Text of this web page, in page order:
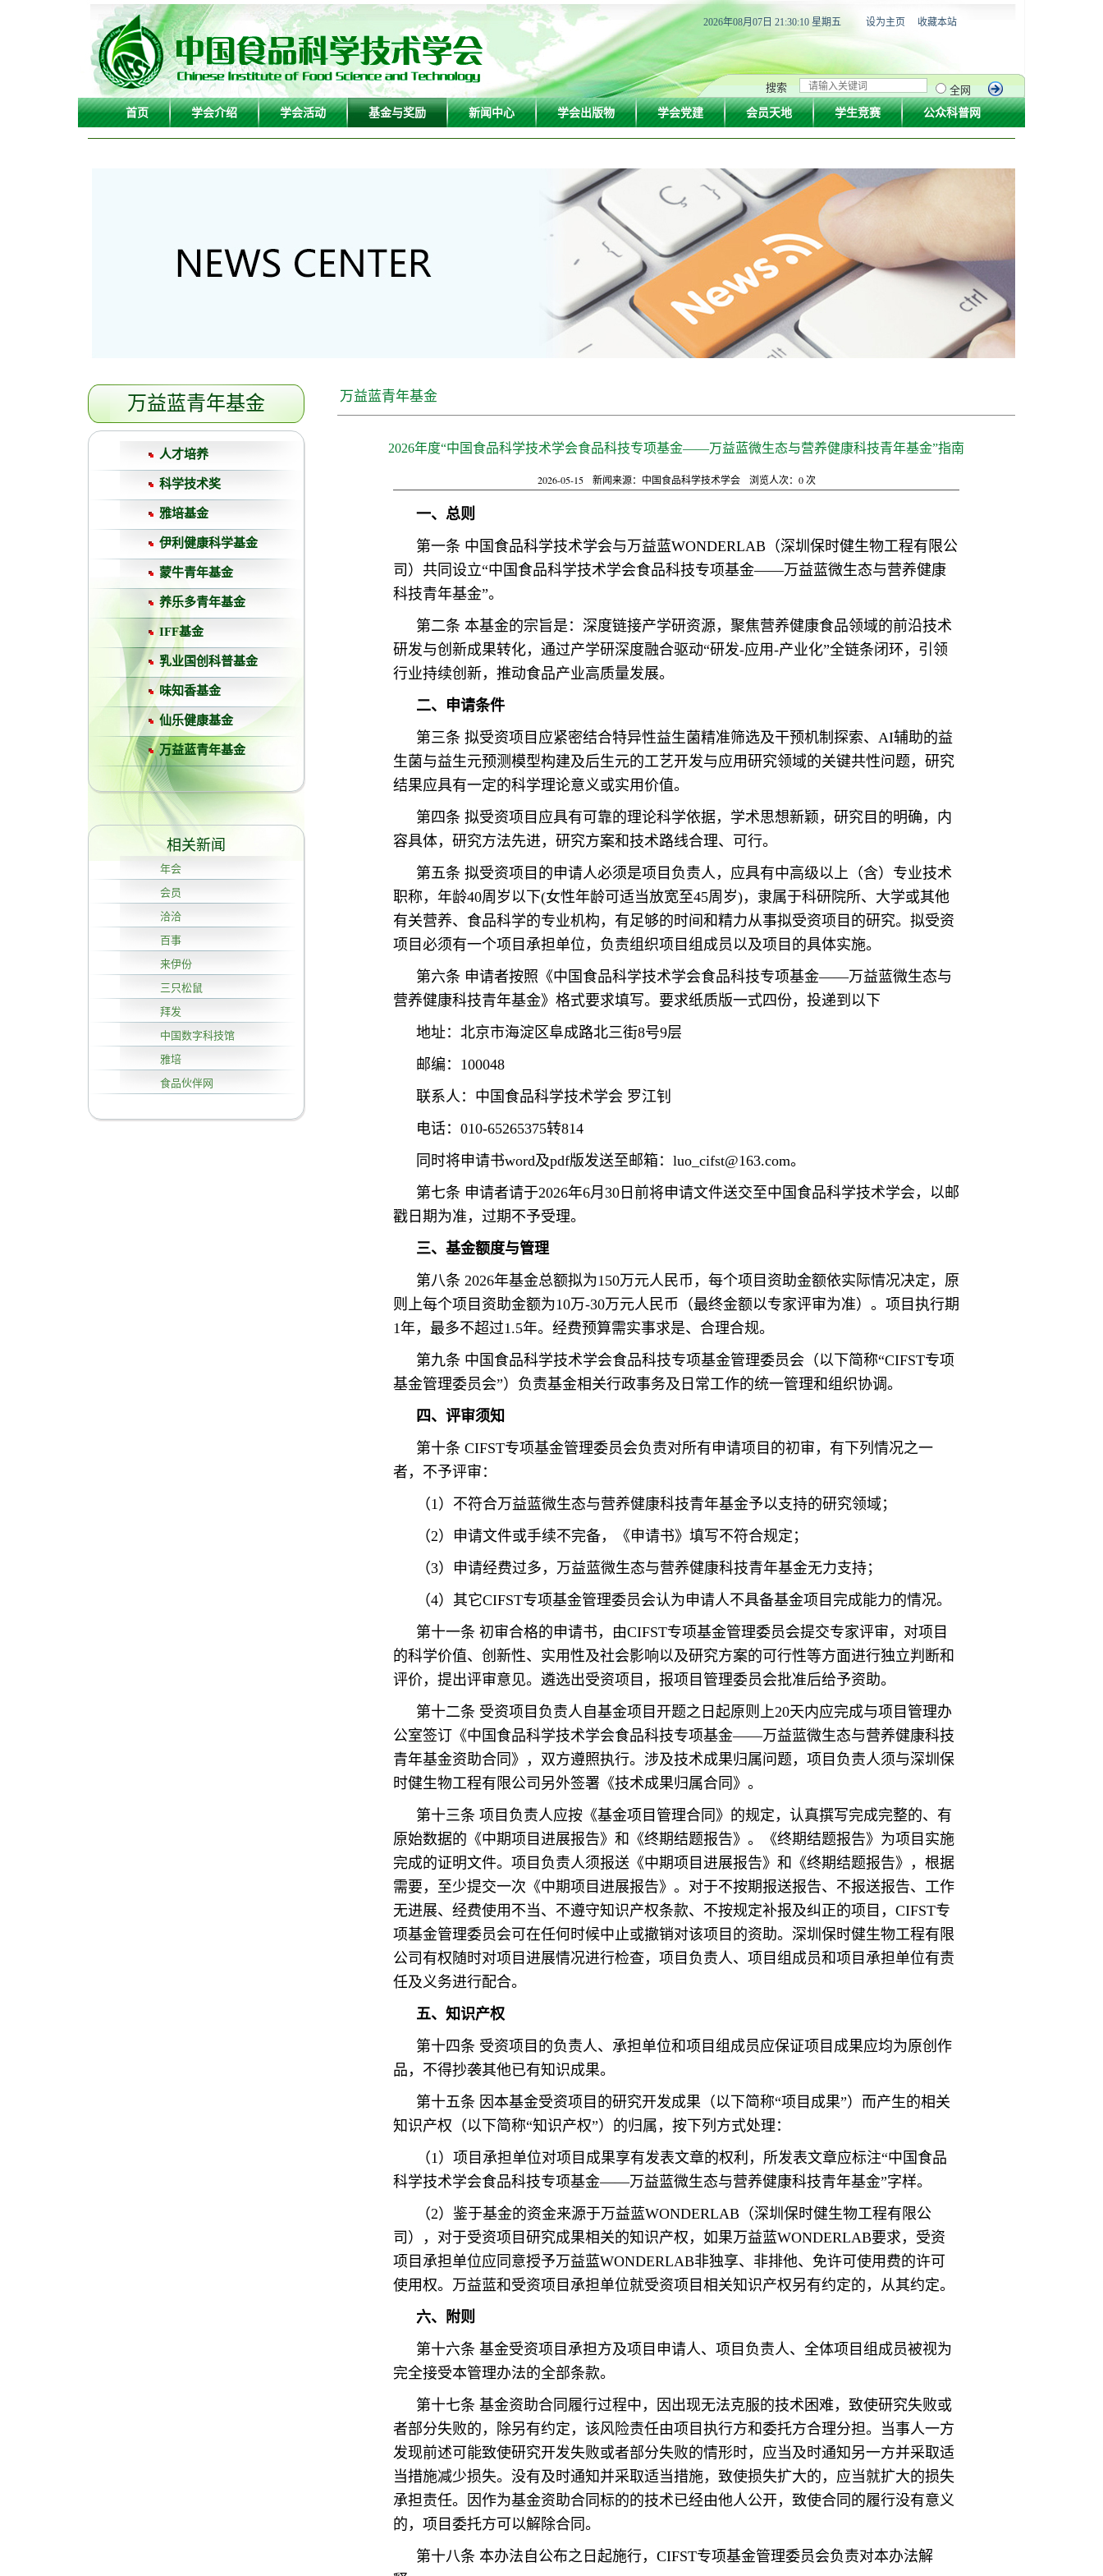
2026年08月07日 21:30:11 星期五 设为主页 收藏本站
搜索
全网
首页
学会介绍 学会活动 基金与奖励 新闻中心 学会出版物 学会党建 会员天地 学生竞赛 公众科普网
万益蓝青年基金
人才培养
科学技术奖
雅培基金
伊利健康科学基金
蒙牛青年基金
养乐多青年基金
IFF基金
乳业国创科普基金
味知香基金
仙乐健康基金
万益蓝青年基金
相关新闻
年会
会员
洽洽
百事
来伊份
三只松鼠
拜发
中国数字科技馆
雅培
食品伙伴网
万益蓝青年基金
2026年度“中国食品科学技术学会食品科技专项基金——万益蓝微生态与营养健康科技青年基金”指南
2026-05-15 新闻来源：中国食品科学技术学会 浏览人次： 0次
一、总则
第一条 中国食品科学技术学会与万益蓝WONDERLAB（深圳保时健生物工程有限公
司）共同设立“中国食品科学技术学会食品科技专项基金——万益蓝微生态与营养健康
科技青年基金”。
第二条 本基金的宗旨是：深度链接产学研资源，聚焦营养健康食品领域的前沿技术
研发与创新成果转化，通过产学研深度融合驱动“研发-应用-产业化”全链条闭环，引领
行业持续创新，推动食品产业高质量发展。
二、申请条件
第三条 拟受资项目应紧密结合特异性益生菌精准筛选及干预机制探索、AI辅助的益
生菌与益生元预测模型构建及后生元的工艺开发与应用研究领域的关键共性问题，研究
结果应具有一定的科学理论意义或实用价值。
第四条 拟受资项目应具有可靠的理论科学依据，学术思想新颖，研究目的明确，内
容具体，研究方法先进，研究方案和技术路线合理、可行。
第五条 拟受资项目的申请人必须是项目负责人，应具有中高级以上（含）专业技术
职称，年龄40周岁以下(女性年龄可适当放宽至45周岁)，隶属于科研院所、大学或其他
有关营养、食品科学的专业机构，有足够的时间和精力从事拟受资项目的研究。拟受资
项目必须有一个项目承担单位，负责组织项目组成员以及项目的具体实施。
第六条 申请者按照《中国食品科学技术学会食品科技专项基金——万益蓝微生态与
营养健康科技青年基金》格式要求填写。要求纸质版一式四份，投递到以下
地址：北京市海淀区阜成路北三街8号9层
邮编：100048
联系人：中国食品科学技术学会 罗江钊
电话：010-65265375转814
同时将申请书word及pdf版发送至邮箱：luo_cifst@163.com。
第七条 申请者请于2026年6月30日前将申请文件送交至中国食品科学技术学会，以邮
戳日期为准，过期不予受理。
三、基金额度与管理
第八条 2026年基金总额拟为150万元人民币，每个项目资助金额依实际情况决定，原
则上每个项目资助金额为10万-30万元人民币（最终金额以专家评审为准）。项目执行期
1年，最多不超过1.5年。经费预算需实事求是、合理合规。
第九条 中国食品科学技术学会食品科技专项基金管理委员会（以下简称“CIFST专项
基金管理委员会”）负责基金相关行政事务及日常工作的统一管理和组织协调。
四、评审须知
第十条 CIFST专项基金管理委员会负责对所有申请项目的初审，有下列情况之一
者，不予评审：
（1）不符合万益蓝微生态与营养健康科技青年基金予以支持的研究领域；
（2）申请文件或手续不完备，《申请书》填写不符合规定；
（3）申请经费过多，万益蓝微生态与营养健康科技青年基金无力支持；
（4）其它CIFST专项基金管理委员会认为申请人不具备基金项目完成能力的情况。
第十一条 初审合格的申请书，由CIFST专项基金管理委员会提交专家评审，对项目
的科学价值、创新性、实用性及社会影响以及研究方案的可行性等方面进行独立判断和
评价，提出评审意见。遴选出受资项目，报项目管理委员会批准后给予资助。
第十二条 受资项目负责人自基金项目开题之日起原则上20天内应完成与项目管理办
公室签订《中国食品科学技术学会食品科技专项基金——万益蓝微生态与营养健康科技
青年基金资助合同》，双方遵照执行。涉及技术成果归属问题，项目负责人须与深圳保
时健生物工程有限公司另外签署《技术成果归属合同》。
第十三条 项目负责人应按《基金项目管理合同》的规定，认真撰写完成完整的、有
原始数据的《中期项目进展报告》和《终期结题报告》。《终期结题报告》为项目实施
完成的证明文件。项目负责人须报送《中期项目进展报告》和《终期结题报告》，根据
需要，至少提交一次《中期项目进展报告》。对于不按期报送报告、不报送报告、工作
无进展、经费使用不当、不遵守知识产权条款、不按规定补报及纠正的项目，CIFST专
项基金管理委员会可在任何时候中止或撤销对该项目的资助。深圳保时健生物工程有限
公司有权随时对项目进展情况进行检查，项目负责人、项目组成员和项目承担单位有责
任及义务进行配合。
五、知识产权
第十四条 受资项目的负责人、承担单位和项目组成员应保证项目成果应均为原创作
品，不得抄袭其他已有知识成果。
第十五条 因本基金受资项目的研究开发成果（以下简称“项目成果”）而产生的相关
知识产权（以下简称“知识产权”）的归属，按下列方式处理：
（1）项目承担单位对项目成果享有发表文章的权利，所发表文章应标注“中国食品
科学技术学会食品科技专项基金——万益蓝微生态与营养健康科技青年基金”字样。
（2）鉴于基金的资金来源于万益蓝WONDERLAB（深圳保时健生物工程有限公
司），对于受资项目研究成果相关的知识产权，如果万益蓝WONDERLAB要求，受资
项目承担单位应同意授予万益蓝WONDERLAB非独享、非排他、免许可使用费的许可
使用权。万益蓝和受资项目承担单位就受资项目相关知识产权另有约定的，从其约定。
六、附则
第十六条 基金受资项目承担方及项目申请人、项目负责人、全体项目组成员被视为
完全接受本管理办法的全部条款。
第十七条 基金资助合同履行过程中，因出现无法克服的技术困难，致使研究失败或
者部分失败的，除另有约定，该风险责任由项目执行方和委托方合理分担。当事人一方
发现前述可能致使研究开发失败或者部分失败的情形时，应当及时通知另一方并采取适
当措施减少损失。没有及时通知并采取适当措施，致使损失扩大的，应当就扩大的损失
承担责任。因作为基金资助合同标的的技术已经由他人公开，致使合同的履行没有意义
的，项目委托方可以解除合同。
第十八条 本办法自公布之日起施行，CIFST专项基金管理委员会负责对本办法解